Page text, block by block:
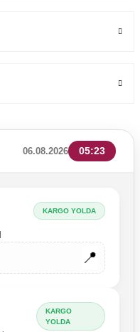
06.08.2026 05:23
KARGO YOLDA
📍
KARGO
YOLDA